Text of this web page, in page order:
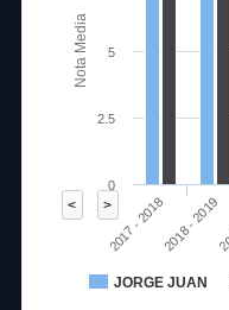
< >
Nota Media
JORGE JUAN
2017 - 20182018 - 2019
0
2.5
5